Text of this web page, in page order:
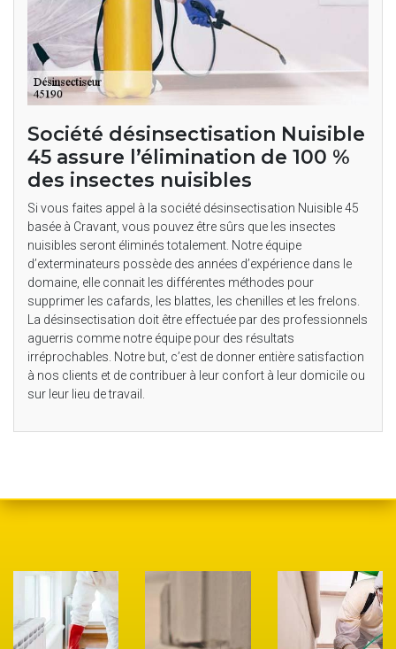
Société désinsectisation Nuisible
45 assure l’élimination de 100 %
des insectes nuisibles
Si vous faites appel à la société désinsectisation Nuisible 45
basée à Cravant, vous pouvez être sûrs que les insectes
nuisibles seront éliminés totalement. Notre équipe
d’exterminateurs possède des années d’expérience dans le
domaine, elle connait les différentes méthodes pour
supprimer les cafards, les blattes, les chenilles et les frelons.
La désinsectisation doit être effectuée par des professionnels
aguerris comme notre équipe pour des résultats
irréprochables. Notre but, c’est de donner entière satisfaction
à nos clients et de contribuer à leur confort à leur domicile ou
sur leur lieu de travail.